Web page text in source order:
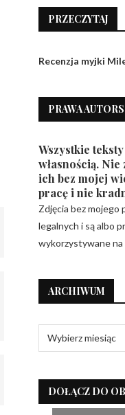
PRZECZYTAJ
Recenzja myjki
PRAWA
Wszystkie
własnością.
ich bez mojej
pracę i nie
Zdjęcia bez mojego
legalnych i są albo
wykorzystywane na
ARCHIWUM
DOŁĄCZ DO